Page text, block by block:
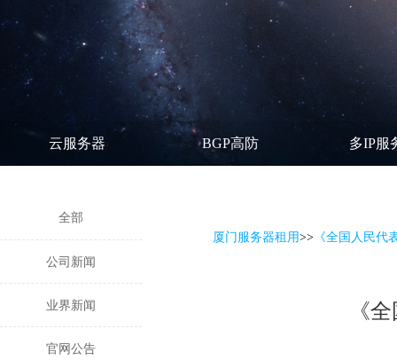
云服务器 BGP高防 多IP服
全部
公司新闻
业界新闻
官网公告
厦门服务器租用>> 《全国人民代
《